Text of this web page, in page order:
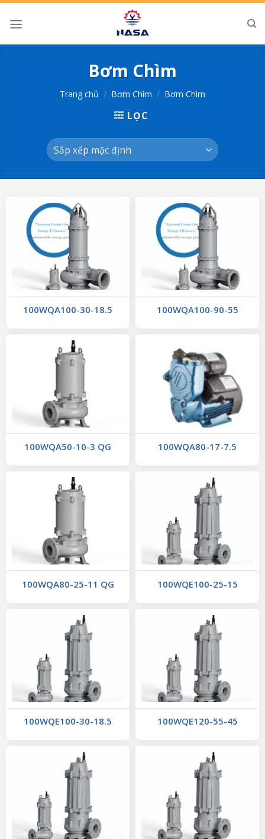
Skip
Bơm Chìm
Trang chủ / Bơm Chìm / Bơm Chìm
LỌC
100WQA100-30-18.5 100WQA100-90-55
100WQA50-10-3 QG 100WQA80-17-7.5
100WQA80-25-11 QG 100WQE100-25-15
100WQE100-30-18.5 100WQE120-55-45